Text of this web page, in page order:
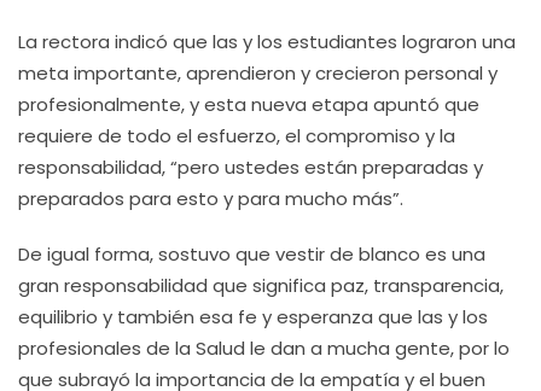
La rectora indicó que las y los estudiantes lograron una
meta importante, aprendieron y crecieron personal y
profesionalmente, y esta nueva etapa apuntó que
requiere de todo el esfuerzo, el compromiso y la
responsabilidad, “pero ustedes están preparadas y
preparados para esto y para mucho más”.
De igual forma, sostuvo que vestir de blanco es una
gran responsabilidad que significa paz, transparencia,
equilibrio y también esa fe y esperanza que las y los
profesionales de la Salud le dan a mucha gente, por lo
que subrayó la importancia de la empatía y el buen